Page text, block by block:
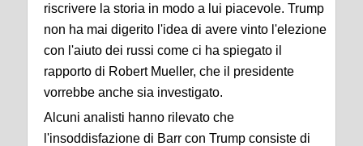
riscrivere la storia in modo a lui piacevole. Trump
non ha mai digerito l'idea di avere vinto l'elezione
con l'aiuto dei russi come ci ha spiegato il
rapporto di Robert Mueller, che il presidente
vorrebbe anche sia investigato.
Alcuni analisti hanno rilevato che
l'insoddisfazione di Barr con Trump consiste di